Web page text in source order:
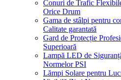
Conuri de Trafic
Orice Drum
Gama de stâlpi pentru
Calitate garantată
Gard de Protecție
Superioară
Lampă LED de
Normelor PSI
Lămpi Solare pentru